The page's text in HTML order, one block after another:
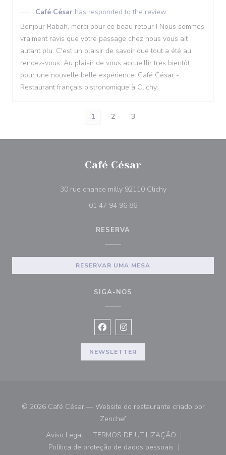
Café César has responded to the review
Bonjour Rabah, merci pour ce beau retour ! Nous sommes
vraiment ravis que votre passage chez nous vous ait
autant plu. C'est un plaisir de savoir que tout a été au
rendez-vous. Au plaisir de vous accueillir très bientôt
pour une nouvelle belle expérience. Café César -
Restaurant français bistronomique à Clichy
1 2 3
Café César
30 rue chance milly 92110 Clichy((abre numa nova
01 47 94 96 86
RESERVA
RESERVAR UMA MESA
SIGA-NOS
Facebook ((abre numa nova janela))
Instagram ((abre numa nova
NEWSLETTER
© 2026 Café César — Website do restaurante criado por
Zenchef((abre numa nova janela))
Aviso Legal
((abre numa nova janela))
TERMOS DE UTILIZAÇÃO
((abre numa nova janela))
Política de proteção de dados pessoais
((abre numa nova janela))